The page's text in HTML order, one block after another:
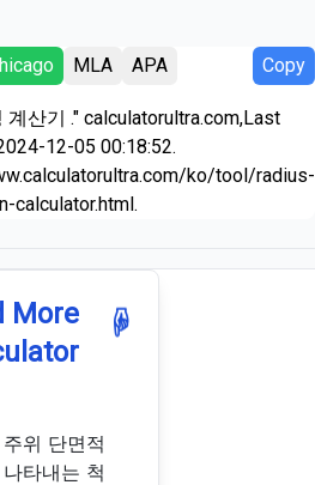
MLA APA Copy
계산기 ." calculatorultra.com,Last
12-05 00:18:52.
ko/tool/radius-
calculator.html.
More
☟
위 단면적
타내는 척